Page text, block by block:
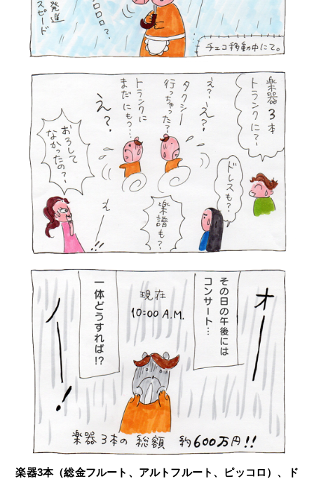
楽器3本（総金フルート、アルトフルート、ピッコロ）、ド